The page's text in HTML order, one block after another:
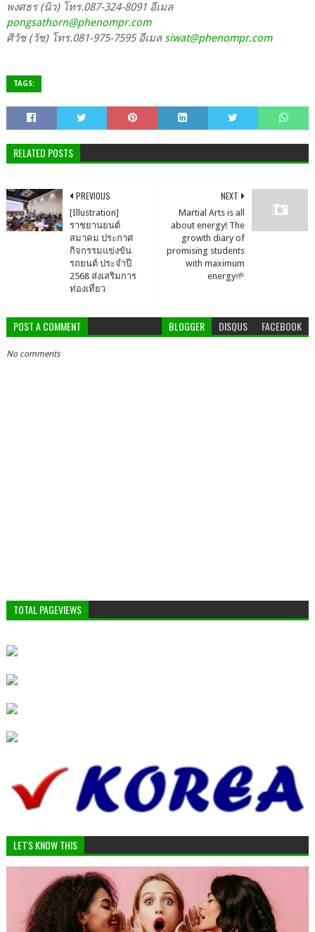
พงศธร (นิว) โทร.087-324-8091 อีเมล
pongsathorn@phenompr.com
ศิวัช (วัช) โทร.081-975-7595 อีเมล siwat@phenompr.com
TAGS:
RELATED POSTS
NEXT
Martial Arts is all
about energy! The
growth diary of
promising students
with maximum
energy🌱
PREVIOUS
[Illustration]
ราชยานยนต์
สมาคม ประกาศ
กิจกรรมแข่งขัน
รถยนต์ ประจำปี
2568 ส่งเสริมการ
ท่องเที่ยว
POST A COMMENT BLOGGER DISQUS FACEBOOK
No comments
TOTAL PAGEVIEWS
LET'S KNOW THIS